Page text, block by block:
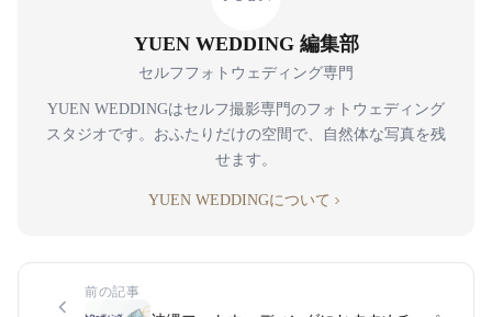
YUEN WEDDING 編集部
セルフフォトウェディング専門
YUEN WEDDINGはセルフ撮影専門のフォトウェディング
スタジオです。おふたりだけの空間で、自然体な写真を残
せます。
YUEN WEDDINGについて
前の記事